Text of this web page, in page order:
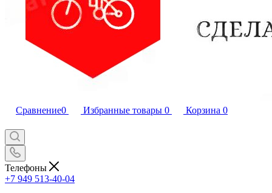
Сравнение0 Избранные товары 0 Корзина 0
Телефоны
+7 949 513-40-04